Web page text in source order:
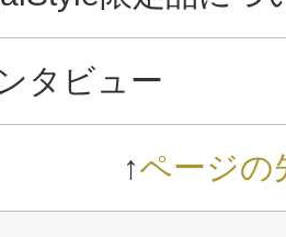
タビュー
↑ページの